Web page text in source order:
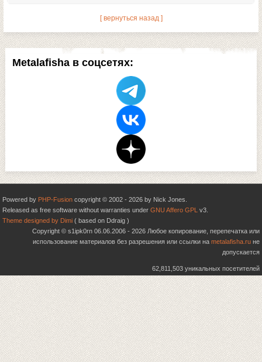
Metalafisha в соцсетях:
[ вернуться назад ]
Powered by PHP-Fusion copyright © 2002 - 2026 by Nick Jones.
Released as free software without warranties under GNU Affero GPL v3.
Theme designed by Dimi ( based on Ddraig )
Copyright © s1ipk0rn 06.06.2006 - 2026 Любое копирование, перепечатка или
использование материалов без разрешения или ссылки на metalafisha.ru не
допускается
62,811,503 уникальных посетителей